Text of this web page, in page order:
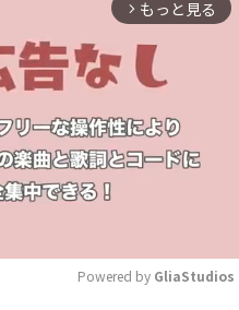
arrow_forward_ios もっと見る
Powered by GliaStudios